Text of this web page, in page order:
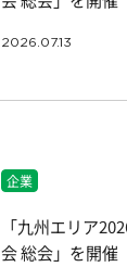
2026.07.13
企業
「九州エリア
会 総会」を開催